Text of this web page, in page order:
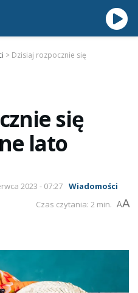
> Dzisiaj rozpocznie się
się
lato
2023 - 07:27 Wiadomości
Czas czytania: 2 min. AA